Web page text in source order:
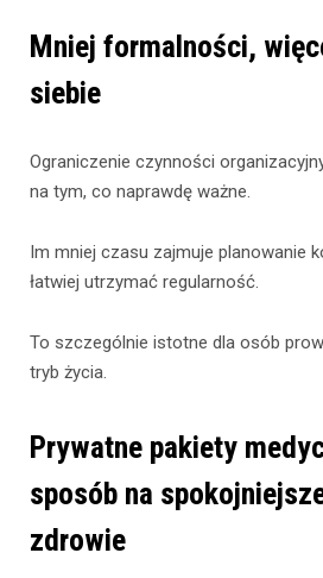
Mniej formalności,
siebie
Ograniczenie czynności
na tym, co naprawdę ważne.
Im mniej czasu zajmuje planowanie
łatwiej utrzymać regularność.
To szczególnie istotne dla osób
tryb życia.
Prywatne pakiety
sposób na
zdrowie